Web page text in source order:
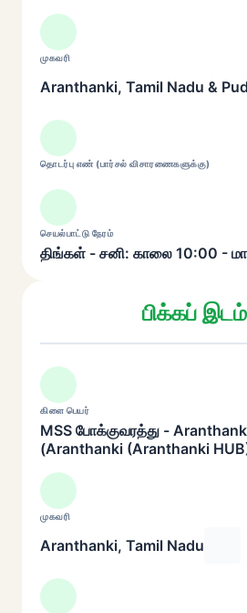
முகவரி
Aranthanki, Tamil Nadu &
தொடர்பு எண் (பார்சல் விசாரணைகளுக்கு)
செயல்பாட்டு நேரம்
திங்கள் - சனி: காலை 10:00 -
பிக்கப்
கிளை பெயர்
MSS போக்குவரத்து -
(Aranthanki (Aranthanki
முகவரி
Aranthanki, Tamil Nadu